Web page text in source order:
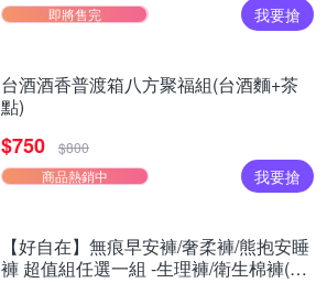
即將售完
我要搶
台酒酒香普渡箱八方聚福組(台酒麵+茶
點)
$750
$800
商品熱銷中
我要搶
【好自在】無痕早安褲/奢柔褲/熊抱安睡
褲 超值組任選一組 -生理褲/衛生棉褲(無